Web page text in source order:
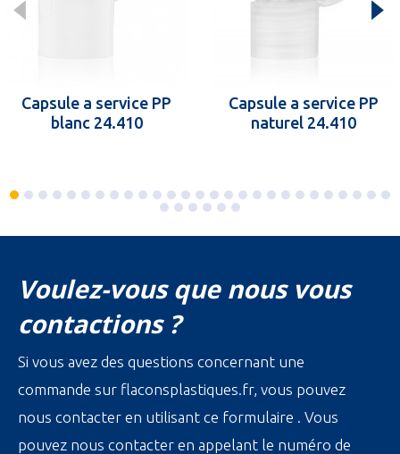
Capsule a service PP
blanc 24.410
Capsule a service PP
naturel 24.410
Voulez-vous que nous vous
contactions ?
Si vous avez des questions concernant une
commande sur flaconsplastiques.fr, vous pouvez
nous contacter en utilisant ce formulaire . Vous
pouvez nous contacter en appelant le numéro de